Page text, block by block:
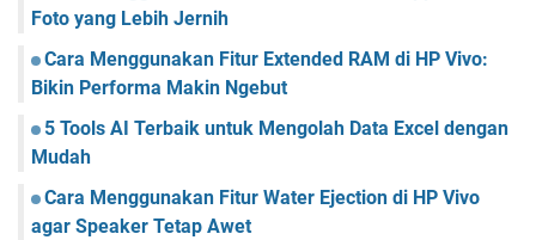
Foto yang Lebih Jernih
Cara Menggunakan Fitur Extended RAM di HP Vivo:
Bikin Performa Makin Ngebut
5 Tools AI Terbaik untuk Mengolah Data Excel dengan
Mudah
Cara Menggunakan Fitur Water Ejection di HP Vivo
agar Speaker Tetap Awet